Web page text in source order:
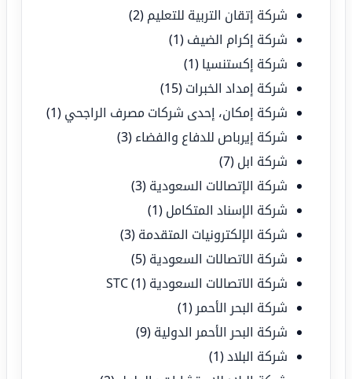
شركة إتقان التربية للتعليم (2)
شركة إكرام الضيف (1)
شركة إكستنسيا (1)
شركة إمداد الخبرات (15)
شركة إمكان، إحدى شركات مصرف الراجحي (1)
شركة إيرباص للدفاع والفضاء (3)
شركة ابل (7)
شركة الإتصالات السعودية (3)
شركة الإسناد المتكامل (1)
شركة الإلكترونيات المتقدمة (3)
شركة الاتصالات السعودية (5)
شركة الاتصالات السعودية STC (1)
شركة البحر الأحمر (1)
شركة البحر الأحمر الدولية (9)
شركة البلاد(1)